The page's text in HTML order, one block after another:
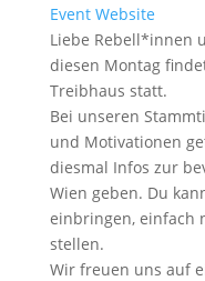
Event Website
Liebe Rebell*innen
diesen Montag
Treibhaus statt.
Bei unseren
und Motivationen
diesmal Infos zur
Wien geben. Du
einbringen, einfach
stellen.
Wir freuen uns auf